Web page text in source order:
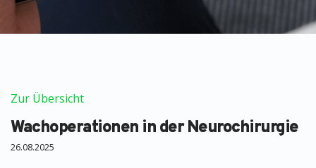
Zur Übersicht
Wachoperationen in der Neurochirurgie
26.08.2025